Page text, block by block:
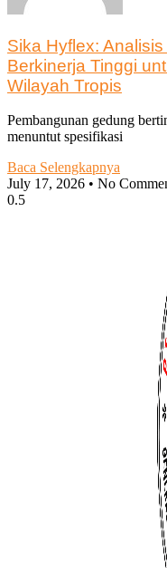
Sika Hyflex:
Berkinerja Tinggi
Wilayah Tropis
Pembangunan gedung
menuntut spesifikasi
Baca Selengkapnya
July 17, 2026
No